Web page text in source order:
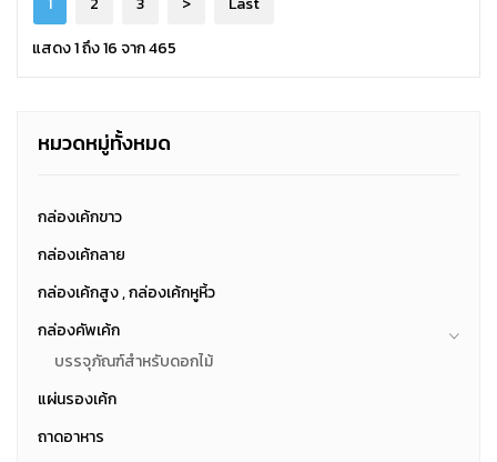
แสดง 1 ถึง 16 จาก 465
หมวดหมู่ทั้งหมด
กล่องเค้กขาว
กล่องเค้กลาย
กล่องเค้กสูง , กล่องเค้กหูหิ้ว
กล่องคัพเค้ก
บรรจุภัณฑ์สำหรับดอกไม้
แผ่นรองเค้ก
ถาดอาหาร